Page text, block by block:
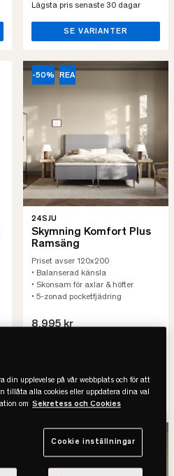
Lägsta pris senaste 30 dagar
SE VARIANTER
-50% REA
24SJU
Skymning Komfort Plus
Ramsäng
Priset avser 120x200
• Balanserad känsla
• Skonsam för axlar & höfter
• 5-zonad pocketfjädring
8.995 kr
SE VARIANTER
-43% REA
din upplevelse på vår webbplats och för att
tillåta alla cookies eller uppdatera dina val
om Sekretess och Cookies
Cookie inställningar